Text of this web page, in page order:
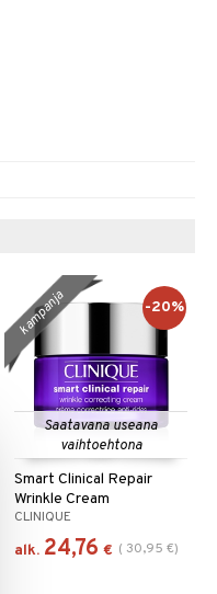
Saatavana useana
vaihtoehtona
Smart Clinical Repair
Wrinkle Cream
CLINIQUE
alk. 24,76 € ( 30,95 €)
kampanja -20%